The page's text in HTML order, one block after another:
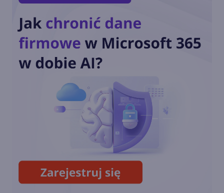
pobranie Paint 3D
Przedłużone wsparcie
konsumentów. Ile będzie
kosztować?
Październikowa aktualizacja
opcjonalna Windows 10 22H2
(build 19045.5073)